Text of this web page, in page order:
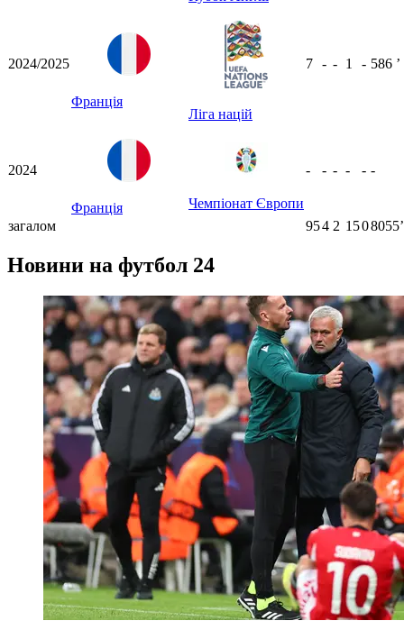
2024/2025
Франція
Ліга націй
7 - - 1 - 586 ʼ
2024
Франція Чемпіонат Європи
- - - - - -
загалом 954 2 1508055ʼ
Новини на футбол 24